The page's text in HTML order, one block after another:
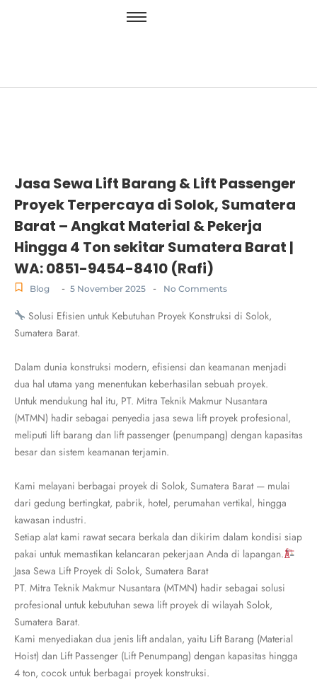
Jasa Sewa Lift Barang & Lift Passenger
Proyek Terpercaya di Solok, Sumatera
Barat – Angkat Material & Pekerja
Hingga 4 Ton sekitar Sumatera Barat |
WA: 0851-9454-8410 (Rafi)
Blog - 5 November 2025 - No Comments
Solusi Efisien untuk Kebutuhan Proyek Konstruksi di Solok,
Sumatera Barat.
Dalam dunia konstruksi modern, efisiensi dan keamanan menjadi
dua hal utama yang menentukan keberhasilan sebuah proyek.
Untuk mendukung hal itu, PT. Mitra Teknik Makmur Nusantara
(MTMN) hadir sebagai penyedia jasa sewa lift proyek profesional,
meliputi lift barang dan lift passenger (penumpang) dengan kapasitas
besar dan sistem keamanan terjamin.
Kami melayani berbagai proyek di Solok, Sumatera Barat — mulai
dari gedung bertingkat, pabrik, hotel, perumahan vertikal, hingga
kawasan industri.
Setiap alat kami rawat secara berkala dan dikirim dalam kondisi siap
pakai untuk memastikan kelancaran pekerjaan Anda di lapangan.
Jasa Sewa Lift Proyek di Solok, Sumatera Barat
PT. Mitra Teknik Makmur Nusantara (MTMN) hadir sebagai solusi
profesional untuk kebutuhan sewa lift proyek di wilayah Solok,
Sumatera Barat.
Kami menyediakan dua jenis lift andalan, yaitu Lift Barang (Material
Hoist) dan Lift Passenger (Lift Penumpang) dengan kapasitas hingga
4 ton, cocok untuk berbagai proyek konstruksi.